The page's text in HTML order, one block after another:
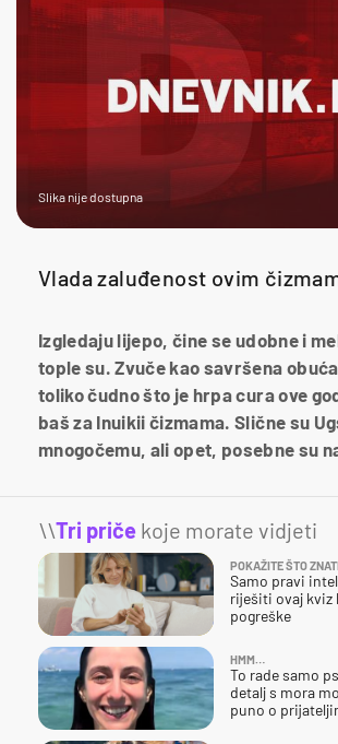
Slika nije dostupna
Vlada zaluđenost ovim
Izgledaju lijepo, čine se udobne i
tople su. Zvuče kao savršena
toliko čudno što je hrpa cura ove
baš za Inuikii čizmama. Slične su
mnogočemu, ali opet, posebne su
\\Tri priče koje morate vidjeti
POKAŽITE ŠTO
Samo pravi
riješiti ovaj kviz
pogreške
HMM…
To rade samo
detalj s mora
puno o